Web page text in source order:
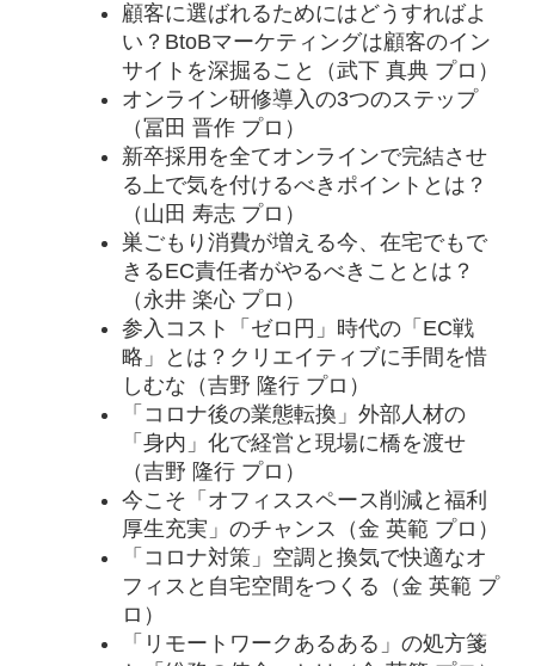
顧客に選ばれるためにはどうすればよ
い？BtoBマーケティングは顧客のイン
サイトを深掘ること（武下 真典 プロ）
オンライン研修導入の3つのステップ
（冨田 晋作 プロ）
新卒採用を全てオンラインで完結させ
る上で気を付けるべきポイントとは？
（山田 寿志 プロ）
巣ごもり消費が増える今、在宅でもで
きるEC責任者がやるべきこととは？
（永井 楽心 プロ）
参入コスト「ゼロ円」時代の「EC戦
略」とは？クリエイティブに手間を惜
しむな（吉野 隆行 プロ）
「コロナ後の業態転換」外部人材の
「身内」化で経営と現場に橋を渡せ
（吉野 隆行 プロ）
今こそ「オフィススペース削減と福利
厚生充実」のチャンス（金 英範 プロ）
「コロナ対策」空調と換気で快適なオ
フィスと自宅空間をつくる（金 英範 プ
ロ）
「リモートワークあるある」の処方箋